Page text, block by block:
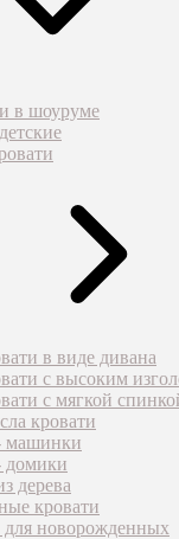
в шоуруме
в виде дивана
с высоким
с мягкой
кровати
машинки
домики
дерева
кровати
для новорожденных